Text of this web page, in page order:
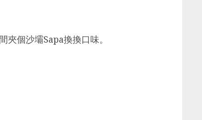
個沙壩Sapa換換口味。